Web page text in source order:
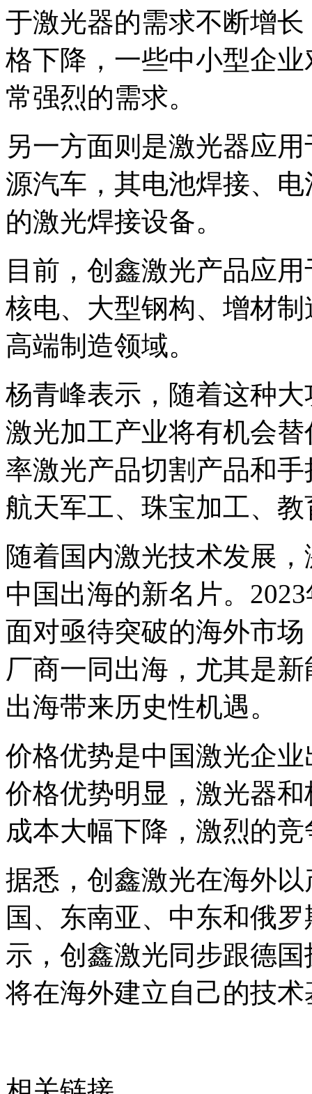
于激光器的需求不断增
格下降，一些中小型企
常强烈的需求。
另一方面则是激光器应
源汽车，其电池焊接、
的激光焊接设备。
目前，创鑫激光产品应
核电、大型钢构、增材
高端制造领域。
杨青峰表示，随着这种
激光加工产业将有机会
率激光产品切割产品和
航天军工、珠宝加工、
随着国内激光技术发展
中国出海的新名片。
面对亟待突破的海外市
厂商一同出海，尤其是
出海带来历史性机遇。
价格优势是中国激光企
价格优势明显，激光器
成本大幅下降，激烈的
据悉，创鑫激光在海外
国、东南亚、中东和俄
示，创鑫激光同步跟德
将在海外建立自己的技术